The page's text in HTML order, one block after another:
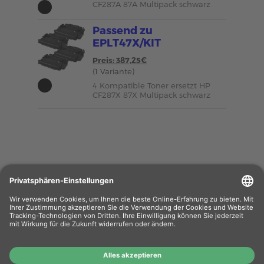
CF287A 87A Multipack schwarz
Passend zu
EPLT47X/KIT
Preis: 387,25€
(1 Variante)
4 Kompatible Toner ersetzt HP
CF287X 87X Multipack schwarz